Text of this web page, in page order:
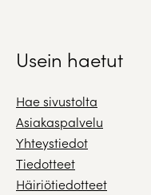
Usein haetut
Hae sivustolta
Asiakaspalvelu
Yhteystiedot
Tiedotteet
Häiriötiedotteet